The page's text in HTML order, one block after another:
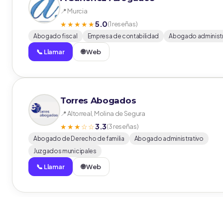
📍 Murcia
★★★★★5.0(1 reseñas)
Abogado fiscal Empresa de contabilidad Abogado
📞 Llamar 🌐 Web
Torres Abogados
📍 Altorreal, Molina de Segura
★★★☆☆3.3(3 reseñas)
Abogado de Derecho de familia
Abogado administrativo
Juzgados municipales
📞 Llamar 🌐 Web